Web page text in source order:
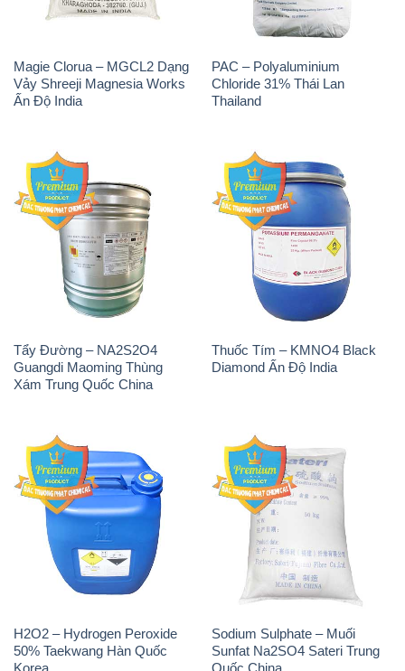
Magie Clorua – MGCL2 Dạng
Vảy Shreeji Magnesia Works
Ấn Độ India
PAC – Polyaluminium
Chloride 31% Thái Lan
Thailand
Tẩy Đường – NA2S2O4
Guangdi Maoming Thùng
Xám Trung Quốc China
Thuốc Tím – KMNO4 Black
Diamond Ấn Độ India
H2O2 – Hydrogen Peroxide
50% Taekwang Hàn Quốc
Korea
Sodium Sulphate – Muối
Sunfat Na2SO4 Sateri Trung
Quốc China